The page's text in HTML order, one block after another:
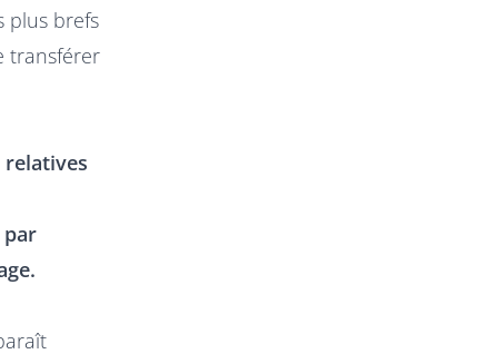
plus brefs
transférer
par